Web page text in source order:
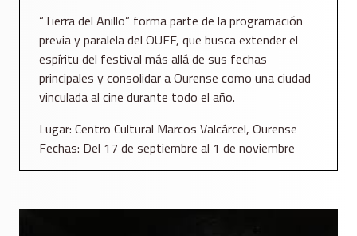
“Tierra del Anillo” forma parte de la programación
previa y paralela del OUFF, que busca extender el
espíritu del festival más allá de sus fechas
principales y consolidar a Ourense como una ciudad
vinculada al cine durante todo el año.
Lugar: Centro Cultural Marcos Valcárcel, Ourense
Fechas: Del 17 de septiembre al 1 de noviembre